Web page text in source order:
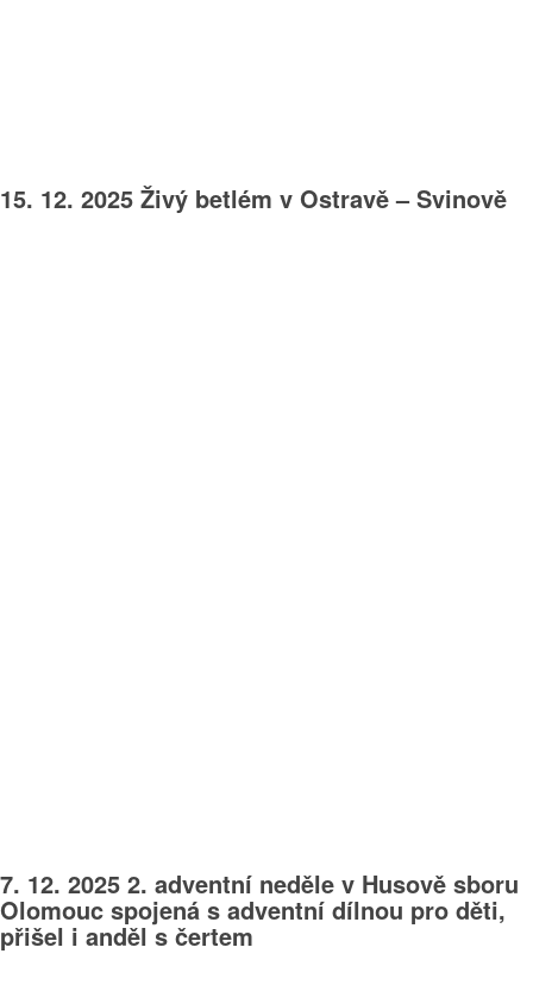
15. 12. 2025 Živý betlém v Ostravě – Svinově
7. 12. 2025 2. adventní neděle v Husově sboru
Olomouc spojená s adventní dílnou pro děti,
přišel i anděl s čertem